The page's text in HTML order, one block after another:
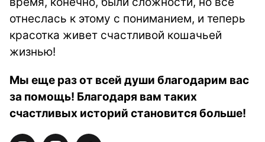
отнеслась к этому с пониманием, и теперь
красотка живет счастливой кошачьей
жизнью!
Мы еще раз от всей души благодарим вас
за помощь! Благодаря вам таких
счастливых историй становится больше!